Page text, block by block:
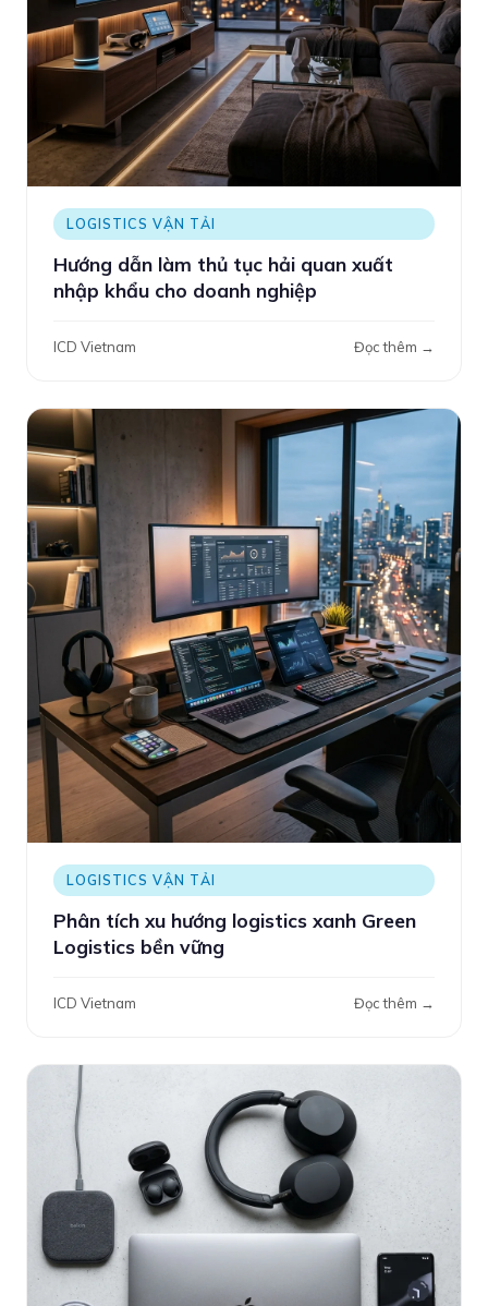
LOGISTICS VẬN TẢI
Hướng dẫn làm thủ tục hải quan xuất
nhập khẩu cho doanh nghiệp
ICD Vietnam Đọc thêm →
LOGISTICS VẬN TẢI
Phân tích xu hướng logistics xanh Green
Logistics bền vững
ICD Vietnam Đọc thêm →